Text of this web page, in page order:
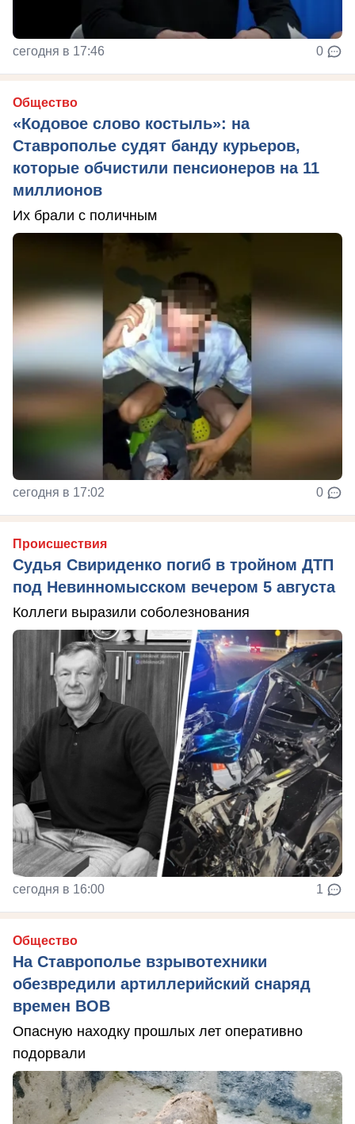
сегодня в 17:46 0
Общество
«Кодовое слово костыль»: на
Ставрополье судят банду курьеров,
которые обчистили пенсионеров на 11
миллионов
Их брали с поличным
сегодня в 17:02 0
Происшествия
Судья Свириденко погиб в тройном ДТП
под Невинномысском вечером 5 августа
Коллеги выразили соболезнования
сегодня в 16:00 1
Общество
На Ставрополье взрывотехники
обезвредили артиллерийский снаряд
времен ВОВ
Опасную находку прошлых лет оперативно
подорвали